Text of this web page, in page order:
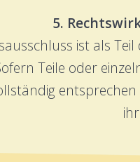
5.
ist als
Teile oder